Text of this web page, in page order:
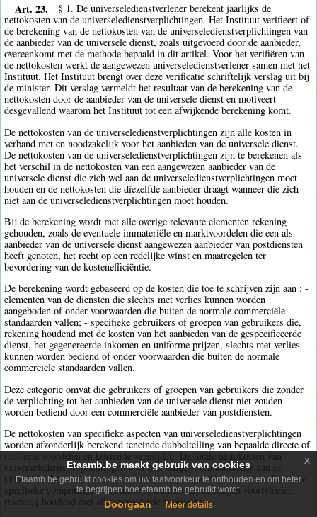
Art. 23.
§ 1. De universeledienstverlener berekent jaarlijks de
nettokosten van de universeledienstverplichtingen. Het Instituut verifieert of
de berekening van de nettokosten van de universeledienstverplichtingen van
de aanbieder van de universele dienst, zoals uitgevoerd door de aanbieder,
overeenkomt met de methode bepaald in dit artikel. Voor het verifiëren van
de nettokosten werkt de aangewezen universeledienstverlener samen met het
Instituut. Het Instituut brengt over deze verificatie schriftelijk verslag uit bij
de minister. Dit verslag vermeldt het resultaat van de berekening van de
nettokosten door de aanbieder van de universele dienst en motiveert
desgevallend waarom het Instituut tot een afwijkende berekening komt.
De nettokosten van de universeledienstverplichtingen zijn alle kosten in
verband met en noodzakelijk voor het aanbieden van de universele dienst.
De nettokosten van de universeledienstverplichtingen zijn te berekenen als
het verschil in de nettokosten van een aangewezen aanbieder van de
universele dienst die zich wel aan de universeledienstverplichtingen moet
houden en de nettokosten die diezelfde aanbieder draagt wanneer die zich
niet aan de universeledienstverplichtingen moet houden.
Bij de berekening wordt met alle overige relevante elementen rekening
gehouden, zoals de eventuele immateriële en marktvoordelen die een als
aanbieder van de universele dienst aangewezen aanbieder van postdiensten
heeft genoten, het recht op een redelijke winst en maatregelen ter
bevordering van de kostenefficiëntie.
De berekening wordt gebaseerd op de kosten die toe te schrijven zijn aan : -
elementen van de diensten die slechts met verlies kunnen worden
aangeboden of onder voorwaarden die buiten de normale commerciële
standaarden vallen; - specifieke gebruikers of groepen van gebruikers die,
rekening houdend met de kosten van het aanbieden van de gespecificeerde
dienst, het gegenereerde inkomen en uniforme prijzen, slechts met verlies
kunnen worden bediend of onder voorwaarden die buiten de normale
commerciële standaarden vallen.
Deze categorie omvat die gebruikers of groepen van gebruikers die zonder
de verplichting tot het aanbieden van de universele dienst niet zouden
worden bediend door een commerciële aanbieder van postdiensten.
De nettokosten van specifieke aspecten van universeledienstverplichtingen
worden afzonderlijk berekend teneinde dubbeltelling van bepaalde directe of
indirecte voordelen en kosten te vermijden. De totale nettokosten van
universeledienstverplichtingen voor een aangewezen aanbieder van de
universele dienst zijn te berekenen als de som van de nettokosten die uit de
specifieke componenten van universeledienstverplichtingen voortvloeien,
rekening houdend met alle immateriële voordelen.
Etaamb.be maakt gebruik van cookies
Etaamb.be gebruikt cookies om uw taalvoorkeur te onthouden en om beter
te begrijpen hoe etaamb.be gebruikt wordt.
Doorgaan Meer details
x